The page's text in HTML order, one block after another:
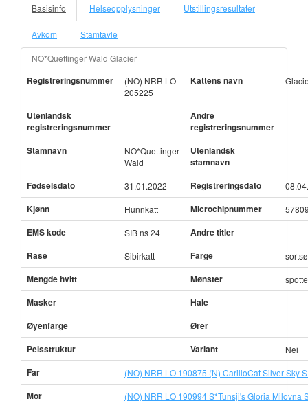
Basisinfo Helseopplysninger Utstillingsresultater
Avkom Stamtavle
NO*Quettinger Wald Glacier
Registreringsnummer
(NO) NRR LO
205225
Kattens navn
Utenlandsk
registreringsnummer
Andre
registreringsnummer
Stamnavn
NO*Quettinger
Wald
Utenlandsk
stamnavn
Fødselsdato
31.01.2022 Registreringsdato
Kjønn Hunnkatt Microchipnummer
EMS kode SIB ns 24
Andre titler
Rase
Sibirkatt Farge
Mengde hvitt Mønster
Masker
Hale
Øyenfarge
Ører
Pelsstruktur
Variant Nei
Far (NO) NRR LO 190875 (N) CarilloCat Silver Sky
Mor (NO) NRR LO 190994 S*Tunsji's Gloria Milovna